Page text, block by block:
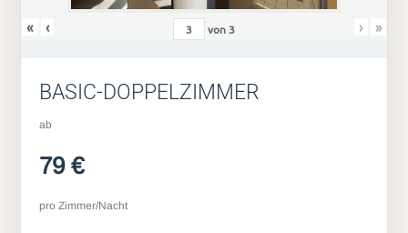
« ‹ von3 › »
BASIC-DOPPELZIMMER
ab
79 €
pro Zimmer/Nacht